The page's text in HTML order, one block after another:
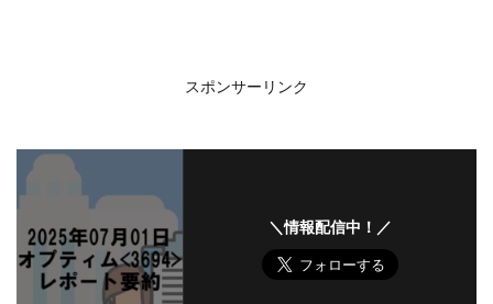
スポンサーリンク
＼情報配信中！／